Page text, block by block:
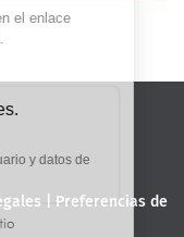
Preferencias de